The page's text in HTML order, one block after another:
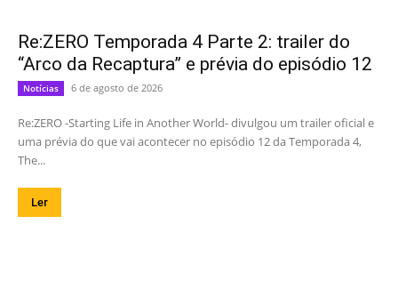
Re:ZERO Temporada 4 Parte 2: trailer do
“Arco da Recaptura” e prévia do episódio 12
Notícias 6 de agosto de 2026
Re:ZERO -Starting Life in Another World- divulgou um trailer oficial e
uma prévia do que vai acontecer no episódio 12 da Temporada 4,
The...
Ler